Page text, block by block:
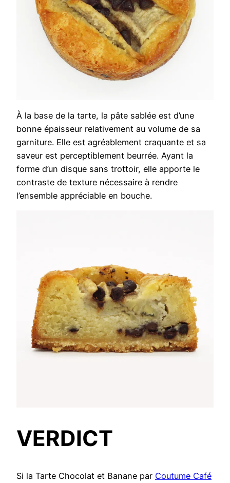
À la base de la tarte, la pâte sablée est d’une
bonne épaisseur relativement au volume de sa
garniture. Elle est agréablement craquante et sa
saveur est perceptiblement beurrée. Ayant la
forme d’un disque sans trottoir, elle apporte le
contraste de texture nécessaire à rendre
l’ensemble appréciable en bouche.
VERDICT
Si la Tarte Chocolat et Banane par Coutume Café